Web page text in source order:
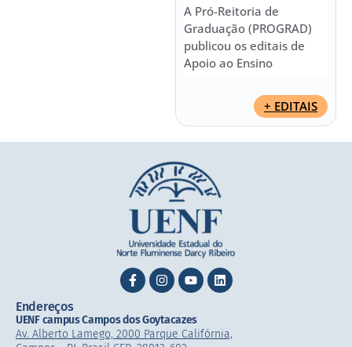
A Pró-Reitoria de
Graduação (PROGRAD)
publicou os editais de
Apoio ao Ensino
+ EDITAIS
Endereços
UENF campus Campos dos Goytacazes
Av. Alberto Lamego, 2000 Parque Califórnia,